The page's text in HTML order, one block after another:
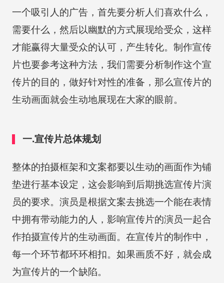
一个吸引人的广告，首先要分析人们喜欢什么，
需要什么，然后以幽默的方式展现给受众，这样
才能赢得大量受众的认可，产生转化。制作宣传
片也要参考这种方法，我们需要分析制作这个宣
传片的目的，做好针对性的准备，那么宣传片的
生动画面就会生动地展现在大家的眼前。
一.宣传片总体规划
整体的拍摄框架和文案都要以生动的画面作为铺
垫进行基本设定，这会影响到后期挑选宣传片演
员的要求。演员是根据文案去挑选一个能在表情
中拥有带动能力的人，影响宣传片的演员一起合
作拍摄宣传片的生动画面。在宣传片的制作中，
每一个环节都环环相扣。如果画质不好，就会成
为宣传片的一个缺陷。